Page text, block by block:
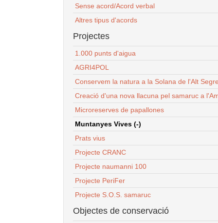
Sense acord/Acord verbal
Altres tipus d'acords
Projectes
1.000 punts d'aigua
AGRI4POL
Conservem la natura a la Solana de l'Alt
Creació d'una nova llacuna pel samaruc a
Microreserves de papallones
Muntanyes Vives (-)
Prats vius
Projecte CRANC
Projecte naumanni 100
Projecte PeriFer
Projecte S.O.S. samaruc
Objectes de conservació